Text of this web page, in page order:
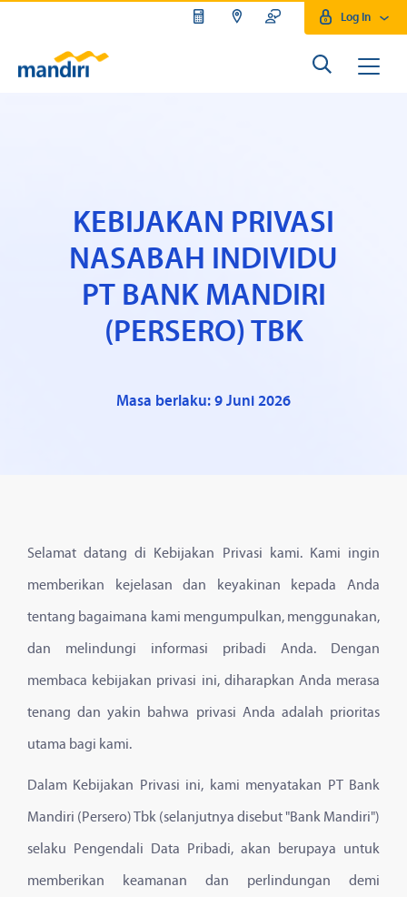
Log In
KEBIJAKAN PRIVASI
NASABAH INDIVIDU
PT BANK MANDIRI
(PERSERO) TBK
Masa berlaku: 9 Juni 2026
Selamat datang di Kebijakan Privasi kami. Kami ingin
memberikan kejelasan dan keyakinan kepada Anda
tentang bagaimana kami mengumpulkan, menggunakan,
dan melindungi informasi pribadi Anda. Dengan
membaca kebijakan privasi ini, diharapkan Anda merasa
tenang dan yakin bahwa privasi Anda adalah prioritas
utama bagi kami.
Dalam Kebijakan Privasi ini, kami menyatakan PT Bank
Mandiri (Persero) Tbk (selanjutnya disebut "Bank Mandiri")
selaku Pengendali Data Pribadi, akan berupaya untuk
memberikan keamanan dan perlindungan demi